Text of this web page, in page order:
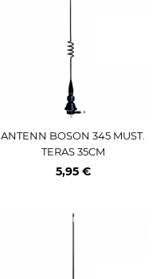
ANTENN BOSON 345 MUST.
TERAS 35CM
5,95 €